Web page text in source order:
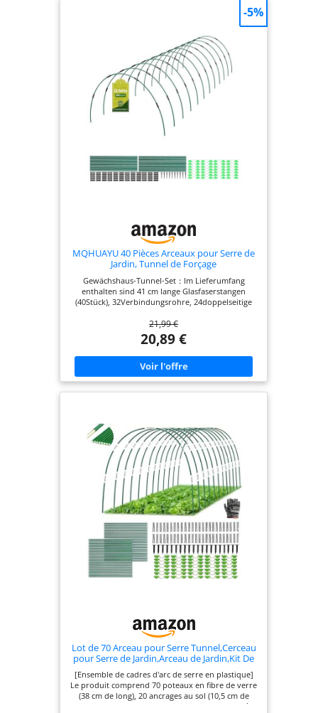
Contrairement à d'autres filets de jardin, le solide
cadre en arc tunnel empêche les insectes de
pondre sur les feuilles de vos plantes. Il est
également sans danger pour les oiseaux, qui ne
peuvent pas s'emmêler et être piégés dans les
petites mailles. Ce tunnel de culture dispose de
quatre grandes portes zippées pour une
ventilation supplémentaire et un accès facile à vos
plantes. Matériaux : poteaux en fibre de carbone
et filet de protection PE protégé contre les UV.
Dimensions du produit : 500 x 100 x 100 cm. Idéal
jardins familiaux. Comprend des piquets de terre
et un sac de rangement
MQHUAYU 40 Pièces Arceaux pour Serre de
Jardin, Tunnel de Forçage
Gewächshaus-Tunnel-Set：Im Lieferumfang
enthalten sind 41 cm lange Glasfaserstangen
(40Stück), 32Verbindungsrohre, 24doppelseitige
zur sicheren Befestigung. Hochwertige
Materialien：Die Gartenbögen bestehen aus einer
glasfaserverstärkten Außenschicht mit
Kunststoffummantelung – besonders flexibel und
bruchresistent. Dank des zerlegbaren Designs lässt
sich der Bogen platzsparend verstauen und
etwa 10–15 cm tief im Boden verankern und mit
einer Gewächshausfolie oder einem Schutznetz
abdecken – die Clips sorgen für einen stabilen Halt
auch bei Wind und Wetter. Individuelle
Gestaltung：Durch das Kombinieren mehrerer
Glasfaserstangen (z.B. mit 3, 4, 5 oder mehr
Elementen) lassen sich maßgeschneiderte
Pflanztunnel in verschiedenen Größen erstellen –
ob als Mini-Gewächshaus, kleines Wachstumszelt
oder Beetabdeckung für Beete mit 45–110 cm
Breite oder mehr (Schutznetz nicht im
Lieferumfang). Vielfältige Anwendung：Ideal als
Witterungsschutz, Frostschutz, Vogelschutznetz
oder Mini-Gewächshaus. Perfekt für den Einsatz
im Hof, im Gemüsegarten oder auf Hochbeeten.
21,99 €
20,89 €
-5%
Lot de 70 Arceau pour Serre Tunnel,Cerceau
pour Serre de Jardin,Arceau de Jardin,Kit De
Maison De Cerceau De Jardin,Arceau pour
Tunnel Serre de Jardin,Garden Arceaux pour
Serre Tunnel
[Ensemble de cadres d'arc de serre en plastique]
Le produit comprend 70 poteaux en fibre de verre
(38 cm de long), 20 ancrages au sol (10,5 cm de
long), un cadre d'arc, 48 clips de film de serre à